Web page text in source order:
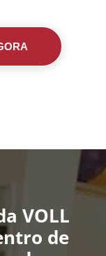
VOLL
de